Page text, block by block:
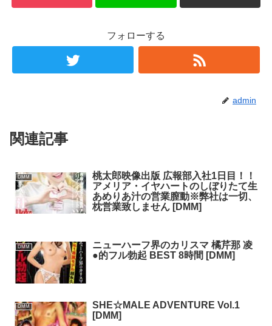
フォローする
admin
関連記事
DMM
桃太郎映像出版 広報部入社1日目！！
アメリア・イヤハートのしぼりたて生
あめりあ汁の営業膣動※弊社は一切、
枕営業致しません [DMM]
DMM
ニューハーフ界のカリスマ 橘芹那 凌
●的フル勃起 BEST 8時間 [DMM]
DMM
SHE☆MALE ADVENTURE Vol.1
[DMM]